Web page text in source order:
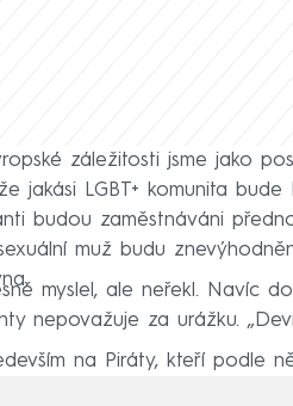
záležitosti jsme jako
jakási LGBT+ komunita
budou zaměstnáváni
muž budu
myslel, ale neřekl. Navíc
nepovažuje za urážku.
na Piráty, kteří podle